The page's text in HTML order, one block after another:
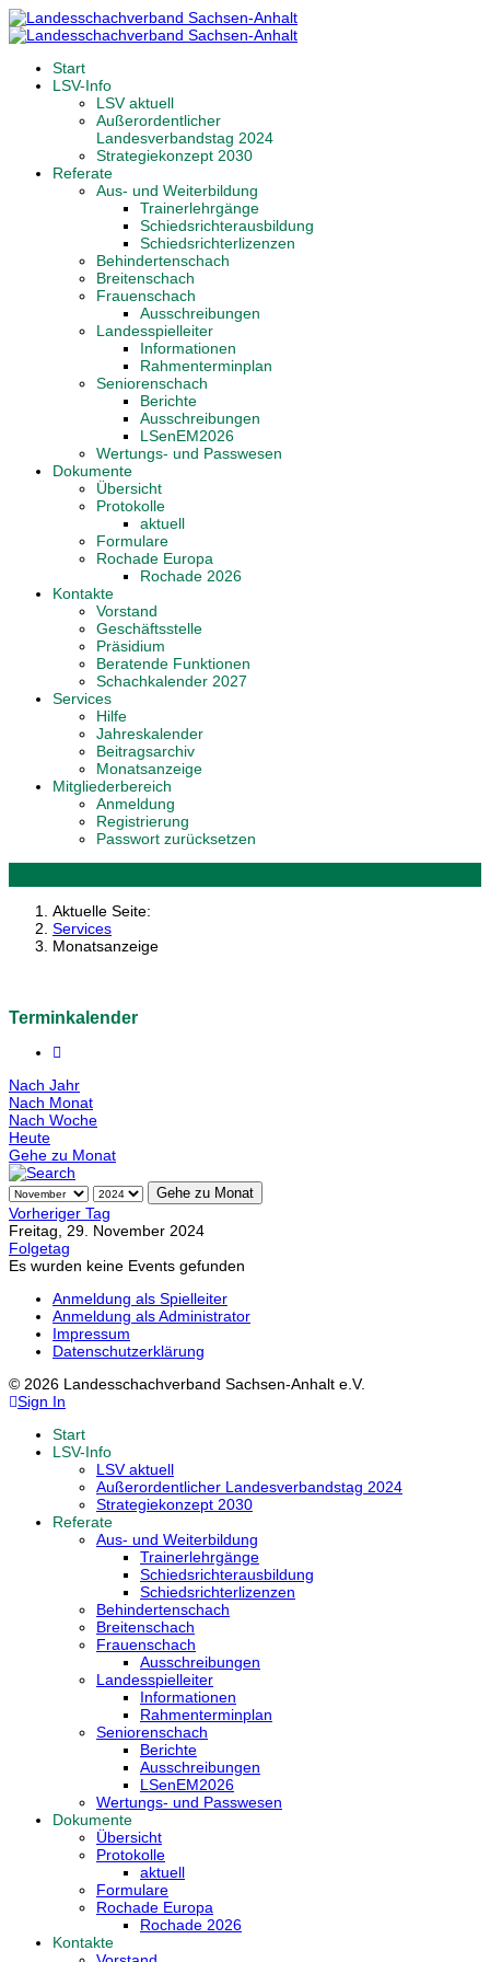
Start
LSV-Info
LSV aktuell
Außerordentlicher
Landesverbandstag 2024
Strategiekonzept 2030
Referate
Aus- und Weiterbildung
Trainerlehrgänge
Schiedsrichterausbildung
Schiedsrichterlizenzen
Behindertenschach
Breitenschach
Frauenschach
Ausschreibungen
Landesspielleiter
Informationen
Rahmenterminplan
Seniorenschach
Berichte
Ausschreibungen
LSenEM2026
Wertungs- und Passwesen
Dokumente
Übersicht
Protokolle
aktuell
Formulare
Rochade Europa
Rochade 2026
Kontakte
Vorstand
Geschäftsstelle
Präsidium
Beratende Funktionen
Schachkalender 2027
Services
Hilfe
Jahreskalender
Beitragsarchiv
Monatsanzeige
Mitgliederbereich
Anmeldung
Registrierung
Passwort zurücksetzen
Aktuelle Seite:
Services
Monatsanzeige
Terminkalender
Nach Jahr
Nach Monat
Nach Woche
Heute
Gehe zu Monat
Gehe zu Monat
Vorheriger Tag
Freitag, 29. November 2024
Folgetag
Es wurden keine Events gefunden
Anmeldung als Spielleiter
Anmeldung als Administrator
Impressum
Datenschutzerklärung
© 2026 Landesschachverband Sachsen-Anhalt e.V.
Sign In
Start
LSV-Info
LSV aktuell
Außerordentlicher Landesverbandstag 2024
Strategiekonzept 2030
Referate
Aus- und Weiterbildung
Trainerlehrgänge
Schiedsrichterausbildung
Schiedsrichterlizenzen
Behindertenschach
Breitenschach
Frauenschach
Ausschreibungen
Landesspielleiter
Informationen
Rahmenterminplan
Seniorenschach
Berichte
Ausschreibungen
LSenEM2026
Wertungs- und Passwesen
Dokumente
Übersicht
Protokolle
aktuell
Formulare
Rochade Europa
Rochade 2026
Kontakte